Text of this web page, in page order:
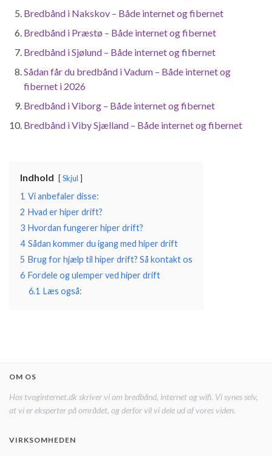
Bredbånd i Nakskov – Både internet og fibernet
Bredbånd i Præstø – Både internet og fibernet
Bredbånd i Sjølund – Både internet og fibernet
Sådan får du bredbånd i Vadum – Både internet og
fibernet i 2026
Bredbånd i Viborg – Både internet og fibernet
Bredbånd i Viby Sjælland – Både internet og fibernet
Indhold Skjul
1 Vi anbefaler disse:
2 Hvad er hiper drift?
3 Hvordan fungerer hiper drift?
4 Sådan kommer du igang med hiper drift
5 Brug for hjælp til hiper drift? Så kontakt os
6 Fordele og ulemper ved hiper drift
6.1 Læs også:
OM OS
Hos tvoginternet.dk skriver vi om bredbånd, internet og wifi. Vi synes selv,
at vi er eksperter på området, og derfor vil vi dele ud af vores viden.
VIRKSOMHEDEN